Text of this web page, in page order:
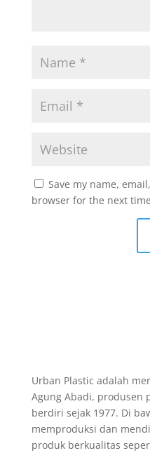
Save my name,
browser for the next
Urban Plastic adalah
Agung Abadi, produsen
berdiri sejak 1977. Di
memproduksi dan
produk berkualitas